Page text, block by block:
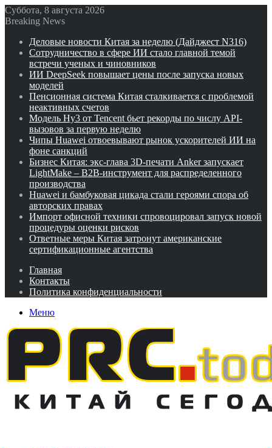
Суббота, 8 августа 2026
Breaking News
Деловые новости Китая за неделю (Дайджест N316)
Сотрудничество в сфере ИИ стало главной темой
встречи ученых и чиновников
ИИ DeepSeek повышает цены после запуска новых
моделей
Пенсионная система Китая сталкивается с проблемой
неактивных счетов
Модель Hy3 от Tencent бьет рекорды по числу API-
вызовов за первую неделю
Чипы Huawei отвоевывают рынок ускорителей ИИ на
фоне санкций
Бизнес Китая: экс-глава 3D-печати Anker запускает
LightMake – B2B-инструмент для распределенного
производства
Huawei и бамбуковая цикада стали героями спора об
авторских правах
Импорт офисной техники спровоцировал запуск новой
процедуры оценки рисков
Ответные меры Китая затронут американские
сертификационные агентства
Главная
Контакты
Политика конфиденциальности
Меню